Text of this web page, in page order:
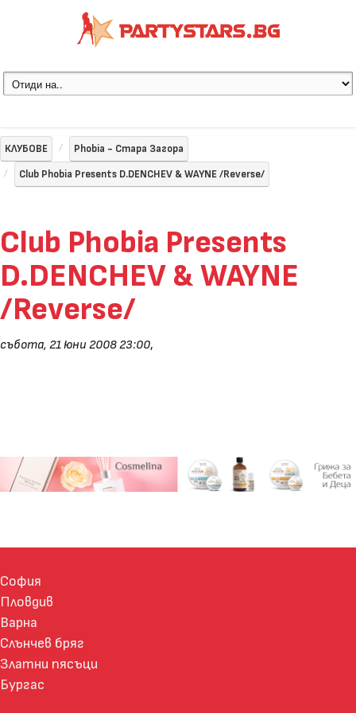
КЛУБОВЕ
Phobia - Стара Загора
Club Phobia Presents D.DENCHEV & WAYNE /Reverse/
Club Phobia Presents
D.DENCHEV & WAYNE
/Reverse/
събота, 21 юни 2008 23:00,
София
Пловдив
Варна
Слънчев бряг
Златни пясъци
Бургас